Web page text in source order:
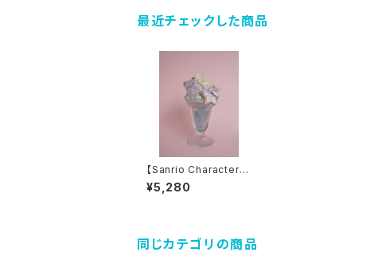
最近チェックした商品
【Sanrio Characters】
Little Twin Stars Litt
le Twin Stars Parfai
¥5,280
同じカテゴリの商品